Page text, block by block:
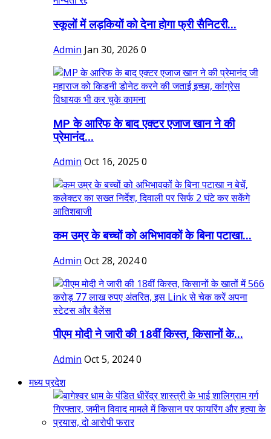
स्कूलों में लड़कियों को देना होगा फ्री सैनिटरी...
Admin Jan 30, 2026 0
MP के आरिफ के बाद एक्टर एजाज खान ने की
प्रेमानंद...
Admin Oct 16, 2025 0
कम उम्र के बच्चों को अभिभावकों के बिना पटाखा...
Admin Oct 28, 20240
पीएम मोदी ने जारी की 18वीं किस्त, किसानों के...
Admin Oct 5, 20240
मध्य प्रदेश